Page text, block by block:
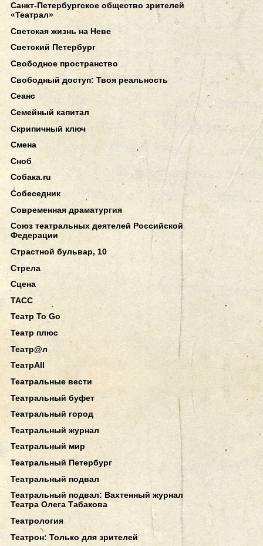
Санкт-Петербургское общество зрителей
«Театрал»
Светская жизнь на Неве
Светский Петербург
Свободное пространство
Свободный доступ: Твоя реальность
Сеанс
Семейный капитал
Скрипичный ключ
Смена
Сноб
Собака.ru
Собеседник
Современная драматургия
Союз театральных деятелей Российской
Федерации
Страстной бульвар, 10
Стрела
Сцена
ТАСС
Театр To Go
Театр плюс
Театр@л
ТеатрAll
Театральные вести
Театральный буфет
Театральный город
Театральный журнал
Театральный мир
Театральный Петербург
Театральный подвал
Театральный подвал: Вахтенный журнал
Театра Олега Табакова
Театрология
Театрон: Только для зрителей